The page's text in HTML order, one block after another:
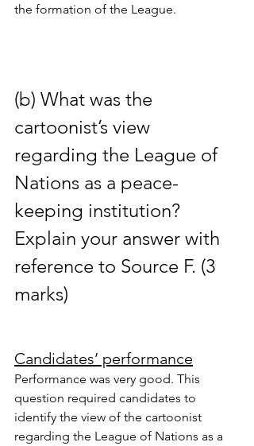
the formation of the League.
(b) What was the
cartoonist’s view
regarding the League of
Nations as a peace-
keeping institution?
Explain your answer with
reference to Source F. (3
marks)
Candidates’ performance
Performance was very good. This
question required candidates to
identify the view of the cartoonist
regarding the League of Nations as a